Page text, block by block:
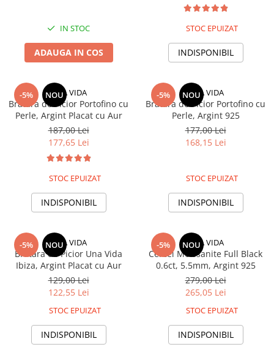
IN STOC
ADAUGA IN COS
STOC EPUIZAT
INDISPONIBIL
-5% NOU
UNA VIDA
Bratara de Picior Portofino cu
Perle, Argint Placat cu Aur
187,00 Lei
177,65 Lei
STOC EPUIZAT
INDISPONIBIL
-5% NOU
UNA VIDA
Bratara de Picior Portofino cu
Perle, Argint 925
177,00 Lei
168,15 Lei
STOC EPUIZAT
INDISPONIBIL
-5% NOU
UNA VIDA
Bratara de Picior Una Vida
Ibiza, Argint Placat cu Aur
129,00 Lei
122,55 Lei
STOC EPUIZAT
INDISPONIBIL
-5% NOU
UNA VIDA
Cercei Moissanite Full Black
0.6ct, 5.5mm, Argint 925
279,00 Lei
265,05 Lei
STOC EPUIZAT
INDISPONIBIL